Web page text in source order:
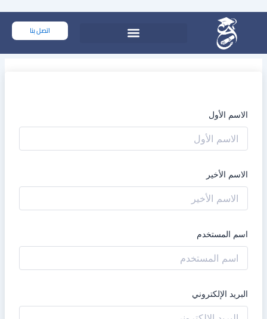
المحتوى
اتصل بنا
الاسم الأول
الاسم الأخير
اسم المستخدم
البريد الإلكتروني